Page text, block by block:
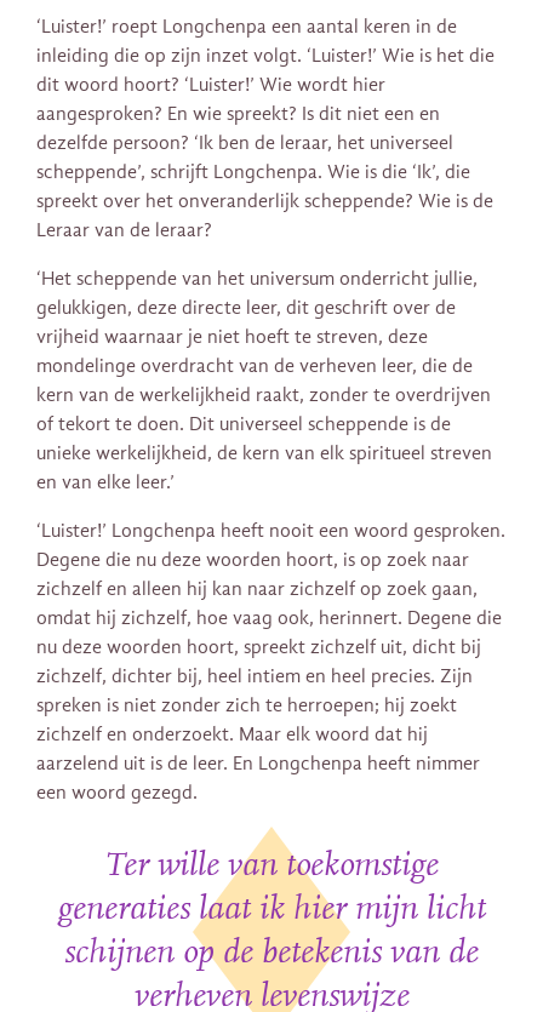
‘Luister!’ roept Longchenpa een aantal keren in de
inleiding die op zijn inzet volgt. ‘Luister!’ Wie is het die
dit woord hoort? ‘Luister!’ Wie wordt hier
aangesproken? En wie spreekt? Is dit niet een en
dezelfde persoon? ‘Ik ben de leraar, het universeel
scheppende’, schrijft Longchenpa. Wie is die ‘Ik’, die
spreekt over het onveranderlijk scheppende? Wie is de
Leraar van de leraar?
‘Het scheppende van het universum onderricht jullie,
gelukkigen, deze directe leer, dit geschrift over de
vrijheid waarnaar je niet hoeft te streven, deze
mondelinge overdracht van de verheven leer, die de
kern van de werkelijkheid raakt, zonder te overdrijven
of tekort te doen. Dit universeel scheppende is de
unieke werkelijkheid, de kern van elk spiritueel streven
en van elke leer.’
‘Luister!’ Longchenpa heeft nooit een woord gesproken.
Degene die nu deze woorden hoort, is op zoek naar
zichzelf en alleen hij kan naar zichzelf op zoek gaan,
omdat hij zichzelf, hoe vaag ook, herinnert. Degene die
nu deze woorden hoort, spreekt zichzelf uit, dicht bij
zichzelf, dichter bij, heel intiem en heel precies. Zijn
spreken is niet zonder zich te herroepen; hij zoekt
zichzelf en onderzoekt. Maar elk woord dat hij
aarzelend uit is de leer. En Longchenpa heeft nimmer
een woord gezegd.
Ter wille van toekomstige
generaties laat ik hier mijn licht
schijnen op de betekenis van de
verheven levenswijze